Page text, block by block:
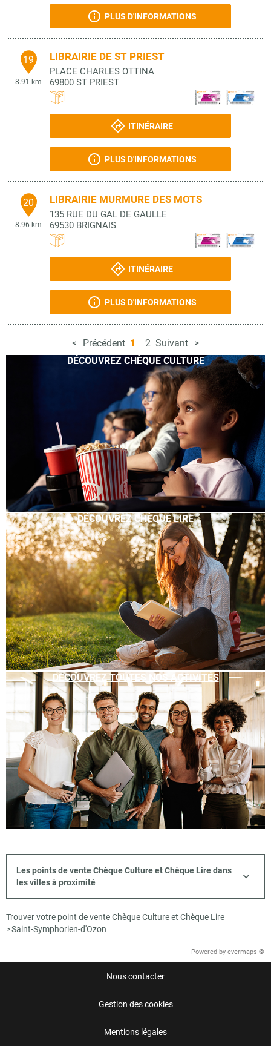
PLUS D'INFORMATIONS
19
8.91 km
LIBRAIRIE DE ST PRIEST
PLACE CHARLES OTTINA
69800 ST PRIEST
ITINÉRAIRE
PLUS D'INFORMATIONS
20
8.96 km
LIBRAIRIE MURMURE DES MOTS
135 RUE DU GAL DE GAULLE
69530 BRIGNAIS
ITINÉRAIRE
PLUS D'INFORMATIONS
Précédent 1 2 Suivant
DÉCOUVREZ CHÈQUE CULTURE
DÉCOUVREZ CHÈQUE LIRE
DÉCOUVREZ TOUTES NOS ACTIVITÉS
Les points de vente Chèque Culture et Chèque Lire dans
les villes à proximité
Trouver votre point de vente Chèque Culture et Chèque Lire
>Saint-Symphorien-d'Ozon
Powered by evermaps ©
Nous contacter
Gestion des cookies
Mentions légales